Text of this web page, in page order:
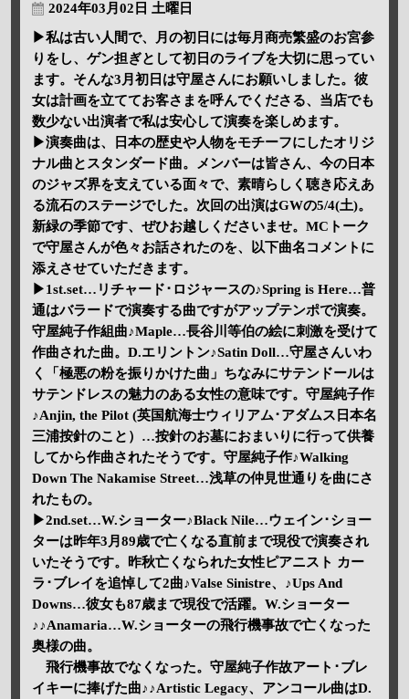
2024年03月02日 土曜日
▶私は古い人間で、月の初日には毎月商売繁盛のお宮参
りをし、ゲン担ぎとして初日のライブを大切に思ってい
ます。そんな3月初日は守屋さんにお願いしました。彼
女は計画を立ててお客さまを呼んでくださる、当店でも
数少ない出演者で私は安心して演奏を楽しめます。
▶演奏曲は、日本の歴史や人物をモチーフにしたオリジ
ナル曲とスタンダード曲。メンバーは皆さん、今の日本
のジャズ界を支えている面々で、素晴らしく聴き応えあ
る流石のステージでした。次回の出演はGWの5/4(土)。
新緑の季節です、ぜひお越しくださいませ。MCトーク
で守屋さんが色々お話されたのを、以下曲名コメントに
添えさせていただきます。
▶1st.set…リチャード･ロジャースの♪Spring is Here…普
通はバラードで演奏する曲ですがアップテンポで演奏。
守屋純子作組曲♪Maple…長谷川等伯の絵に刺激を受けて
作曲された曲。D.エリントン♪Satin Doll…守屋さんいわ
く「極悪の粉を振りかけた曲」ちなみにサテンドールは
サテンドレスの魅力のある女性の意味です。守屋純子作
♪Anjin, the Pilot (英国航海士ウィリアム･アダムス日本名
三浦按針のこと）…按針のお墓におまいりに行って供養
してから作曲されたそうです。守屋純子作♪Walking
Down The Nakamise Street…浅草の仲見世通りを曲にさ
れたもの。
▶2nd.set…W.ショーター♪Black Nile…ウェイン･ショー
ターは昨年3月89歳で亡くなる直前まで現役で演奏され
いたそうです。昨秋亡くなられた女性ピアニスト カー
ラ･ブレイを追悼して2曲♪Valse Sinistre、♪Ups And
Downs…彼女も87歳まで現役で活躍。W.ショーター
♪♪Anamaria…W.ショーターの飛行機事故で亡くなった
奥様の曲。
飛行機事故でなくなった。守屋純子作故アート･ブレ
イキーに捧げた曲♪♪Artistic Legacy、アンコール曲はD.